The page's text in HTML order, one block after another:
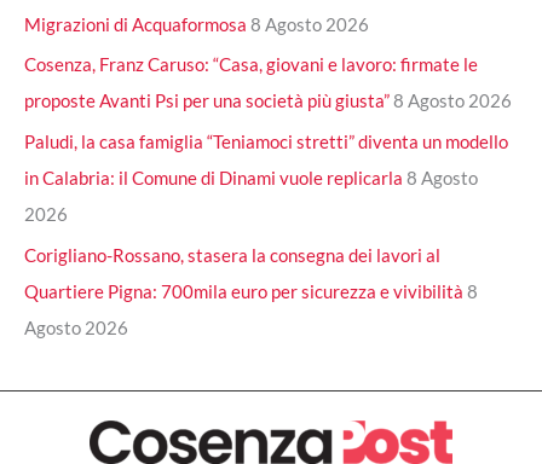
Migrazioni di Acquaformosa 8 Agosto 2026
Cosenza, Franz Caruso: “Casa, giovani e lavoro: firmate le
proposte Avanti Psi per una società più giusta”8 Agosto 2026
Paludi, la casa famiglia “Teniamoci stretti” diventa un modello
in Calabria: il Comune di Dinami vuole replicarla 8 Agosto
2026
Corigliano-Rossano, stasera la consegna dei lavori al
Quartiere Pigna: 700mila euro per sicurezza e vivibilità 8
Agosto 2026